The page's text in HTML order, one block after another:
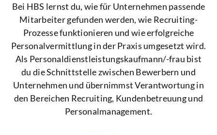
Bei HBS lernst du, wie für Unternehmen passende
Mitarbeiter gefunden werden, wie Recruiting-
Prozesse funktionieren und wie erfolgreiche
Personalvermittlung in der Praxis umgesetzt wird.
Als Personaldienstleistungskaufmann/-frau bist
du die Schnittstelle zwischen Bewerbern und
Unternehmen und übernimmst Verantwortung in
den Bereichen Recruiting, Kundenbetreuung und
Personalmanagement.